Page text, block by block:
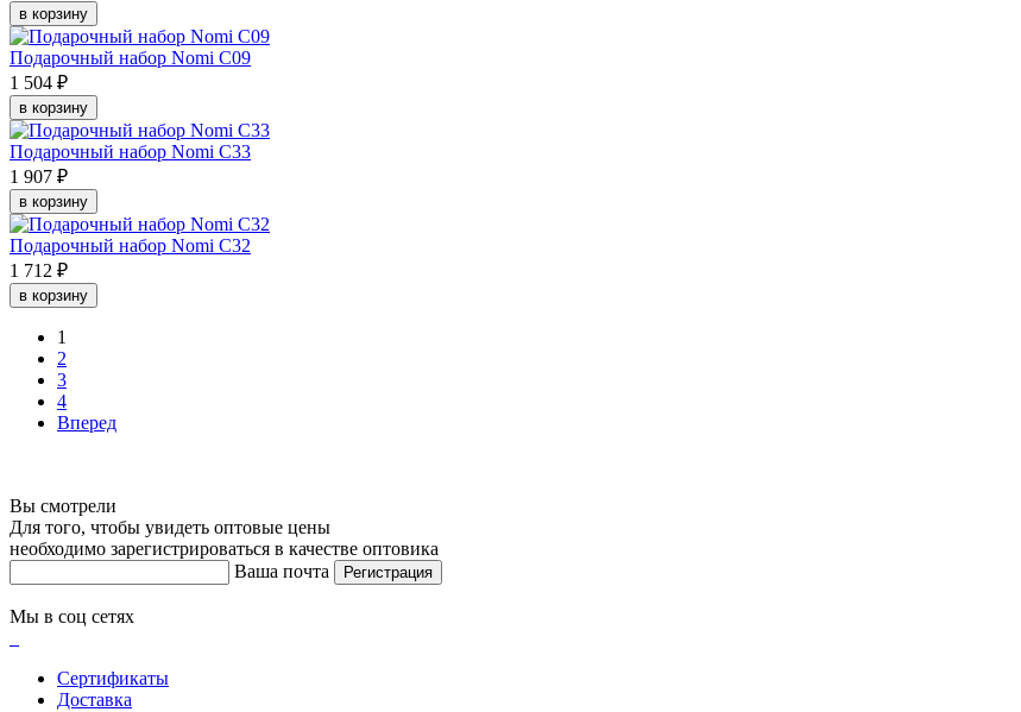
в корзину
Подарочный набор Nomi C09
1 504 ₽
в корзину
Подарочный набор Nomi C33
1 907 ₽
в корзину
Подарочный набор Nomi C32
1 712 ₽
в корзину
1
2
3
4
Вперед
Вы смотрели
Для того, чтобы увидеть оптовые цены
необходимо зарегистрироваться в качестве оптовика
Ваша почта
Регистрация
Мы в соц сетях
Сертификаты
Доставка